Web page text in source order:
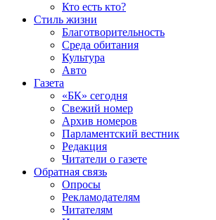
Кто есть кто?
Стиль жизни
Благотворительность
Среда обитания
Культура
Авто
Газета
«БК» сегодня
Свежий номер
Архив номеров
Парламентский вестник
Редакция
Читатели о газете
Обратная связь
Опросы
Рекламодателям
Читателям